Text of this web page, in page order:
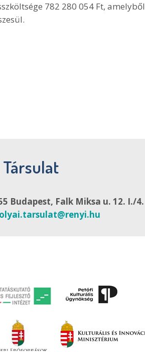
782 280 054 Ft, amelyből
Budapest, Falk Miksa u. 12. I./4.